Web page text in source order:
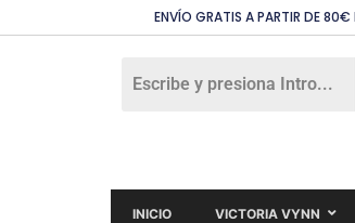
ENVÍO GRATIS A PARTIR DE 80€
INICIO VICTORIA VYNN